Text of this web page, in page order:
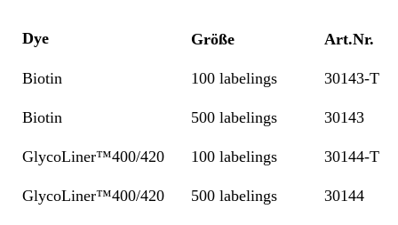
Dye Größe Art.Nr.
Biotin 100 labelings 30143-T
Biotin 500 labelings 30143
GlycoLiner™400/420 100 labelings 30144-T
GlycoLiner™400/420 500 labelings 30144